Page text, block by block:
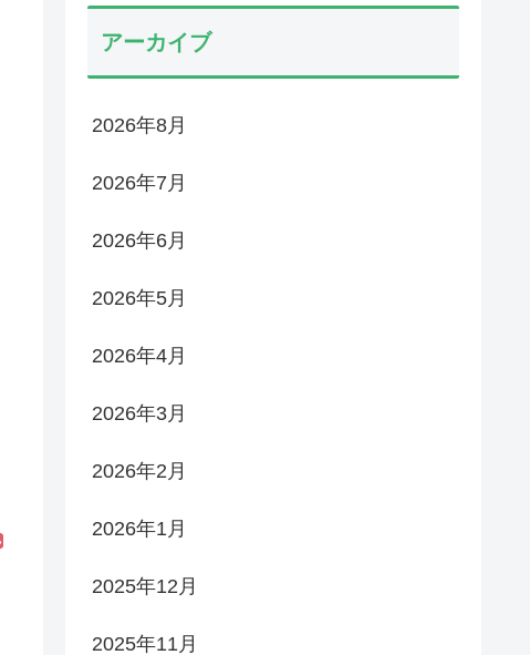
アーカイブ
2026年8月
2026年7月
2026年6月
2026年5月
2026年4月
2026年3月
2026年2月
2026年1月
2025年12月
2025年11月